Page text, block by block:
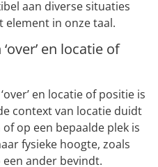
aan diverse situaties
element in onze taal.
en locatie of
en locatie of positie is
context van locatie duidt
of op een bepaalde plek is
fysieke hoogte, zoals
ander bevindt.